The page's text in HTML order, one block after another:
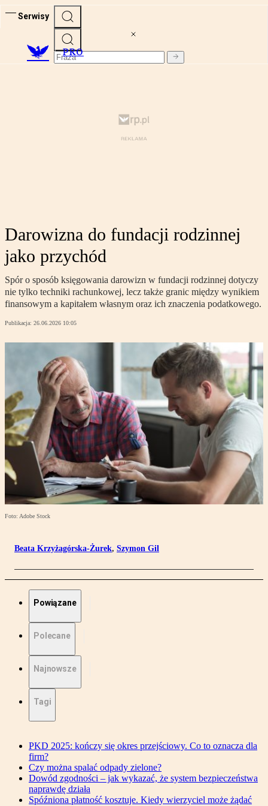
Serwisy
PRO
Darowizna do fundacji rodzinnej
jako przychód
Spór o sposób księgowania darowizn w fundacji rodzinnej dotyczy
nie tylko techniki rachunkowej, lecz także granic między wynikiem
finansowym a kapitałem własnym oraz ich znaczenia podatkowego.
Publikacja: 26.06.2026 10:05
Foto: Adobe Stock
Beata Krzyżagórska-Żurek, Szymon Gil
Powiązane
Polecane
Najnowsze
Tagi
PKD 2025: kończy się okres przejściowy. Co to oznacza dla
firm?
Czy można spalać odpady zielone?
Dowód zgodności – jak wykazać, że system bezpieczeństwa
naprawdę działa
Spóźniona płatność kosztuje. Kiedy wierzyciel może żądać